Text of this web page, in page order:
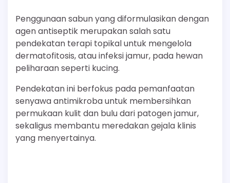
Penggunaan sabun yang diformulasikan dengan
agen antiseptik merupakan salah satu
pendekatan terapi topikal untuk mengelola
dermatofitosis, atau infeksi jamur, pada hewan
peliharaan seperti kucing.
Pendekatan ini berfokus pada pemanfaatan
senyawa antimikroba untuk membersihkan
permukaan kulit dan bulu dari patogen jamur,
sekaligus membantu meredakan gejala klinis
yang menyertainya.